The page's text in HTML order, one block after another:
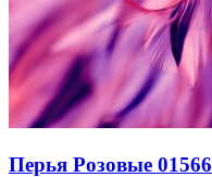
Перья Розовые 01566